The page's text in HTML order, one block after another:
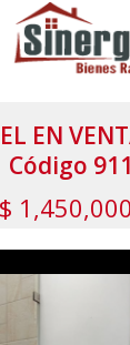
EN
Código
$